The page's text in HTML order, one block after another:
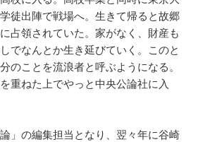
徒出陣で戦場へ。生きて帰ると故郷
占領されていた。家がなく、財産も
でなんとか生き延びていく。このと
のことを流浪者と呼ぶようになる。
重ねた上でやっと中央公論社に入
」の編集担当となり、翌々年に谷崎